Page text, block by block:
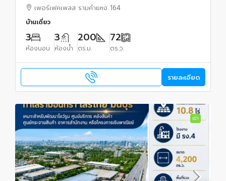
เพอร์เฟคเพลส รามคำแหง 164
บ้านเดี่ยว
3
ห้องนอน
3
ห้องน้ำ
200
ตร.ม.
72
ตร.ว.
รายละเอียด
เช่า